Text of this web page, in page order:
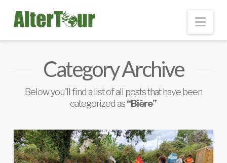
Category Archive
Below you'll find a list of all posts that have been
categorized as“Bière”